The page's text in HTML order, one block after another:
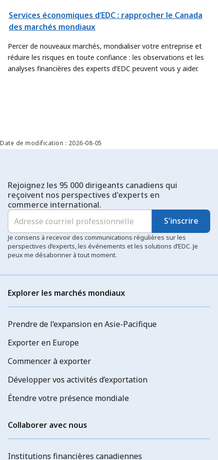
Services économiques d’EDC : rapprocher le Canada
des marchés mondiaux
Percer de nouveaux marchés, mondialiser votre entreprise et
réduire les risques en toute confiance : les observations et les
analyses financières des experts d’EDC peuvent vous y aider.
Date de modification : 2026-08-05
Rejoignez les 95 000 dirigeants canadiens qui
reçoivent nos perspectives d'experts en
commerce international.
S'inscrire
Je consens à recevoir des communications régulières sur les
perspectives d’experts, les événements et les solutions d’EDC. Je
peux me désabonner à tout moment.
Explorer les marchés mondiaux
Prendre de l’expansion en Asie-Pacifique
Exporter en Europe
Commencer à exporter
Développer vos activités d’exportation
Étendre votre présence mondiale
Collaborer avec nous
Institutions financières canadiennes